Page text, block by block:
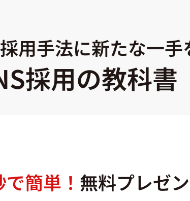
用手法に新たな一手
採用の教科書
簡単！ 無料プレゼ